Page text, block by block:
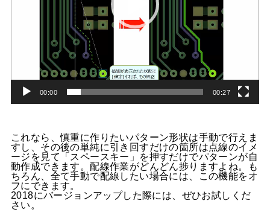
00:00 00:27
これなら、慎重に作りたいパターン形状は手動で行えま
すし、その後の単純に引き回すだけの箇所は点線のイメ
ージを見て「スペースキー」を押すだけでパターンが自
動作成できます。配線作業がどんどん捗りますよね。も
ちろん、全て手動で配線したい場合には、この機能をオ
フにできます。
2018にバージョンアップした際には、ぜひお試しくだ
さい。